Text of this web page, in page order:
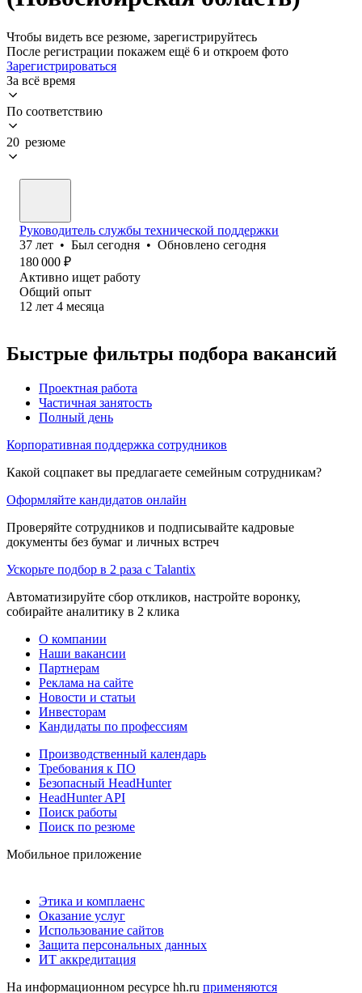
Чтобы видеть все резюме, зарегистрируйтесь
После регистрации покажем ещё 6 и откроем фото
Зарегистрироваться
За всё время
По соответствию
20 резюме
Руководитель службы технической поддержки
37 лет • Был сегодня • Обновлено сегодня
180 000 ₽
Активно ищет работу
Общий опыт
12 лет 4 месяца
Быстрые фильтры подбора вакансий
Проектная работа
Частичная занятость
Полный день
Корпоративная поддержка сотрудников
Какой соцпакет вы предлагаете семейным сотрудникам?
Оформляйте кандидатов онлайн
Проверяйте сотрудников и подписывайте кадровые
документы без бумаг и личных встреч
Ускорьте подбор в 2 раза с Talantix
Автоматизируйте сбор откликов, настройте воронку,
собирайте аналитику в 2 клика
О компании
Наши вакансии
Партнерам
Реклама на сайте
Новости и статьи
Инвесторам
Кандидаты по профессиям
Производственный календарь
Требования к ПО
Безопасный HeadHunter
HeadHunter API
Поиск работы
Поиск по резюме
Мобильное приложение
Этика и комплаенс
Оказание услуг
Использование сайтов
Защита персональных данных
ИТ аккредитация
На информационном ресурсе hh.ru применяются